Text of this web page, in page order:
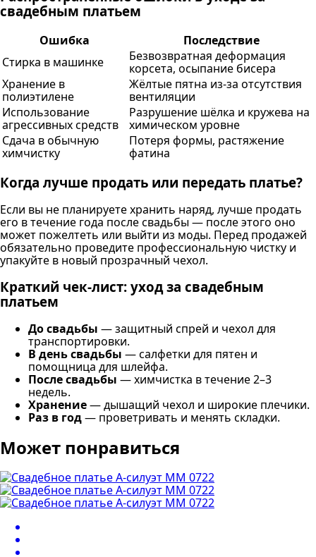
свадебным платьем
Ошибка
Последствие
Стирка в машинке
Безвозвратная деформация
корсета, осыпание бисера
Хранение в
полиэтилене
Жёлтые пятна из-за отсутствия
вентиляции
Использование
агрессивных средств
Разрушение шёлка и кружева на
химическом уровне
Сдача в обычную
химчистку
Потеря формы, растяжение
фатина
Когда лучше продать или передать платье?
Если вы не планируете хранить наряд, лучше продать
его в течение года после свадьбы — после этого оно
может пожелтеть или выйти из моды. Перед продажей
обязательно проведите профессиональную чистку и
упакуйте в новый прозрачный чехол.
Краткий чек-лист: уход за свадебным
платьем
До свадьбы — защитный спрей и чехол для
транспортировки.
В день свадьбы — салфетки для пятен и
помощница для шлейфа.
После свадьбы — химчистка в течение 2–3
недель.
Хранение— дышащий чехол и широкие плечики.
Раз в год— проветривать и менять складки.
Может понравиться